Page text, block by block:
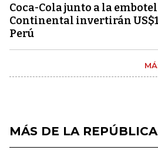
Coca-Cola junto a la
Continental invertirán
Perú
MÁS DE LA REPÚBLICA